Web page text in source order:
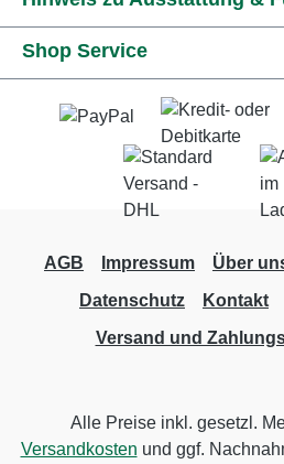
Shop Service
AGB Impressum Über
Datenschutz
Kontakt
Versand und
Alle Preise inkl. gesetzl.
Versandkosten und ggf.